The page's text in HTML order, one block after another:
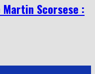
Scorsese :